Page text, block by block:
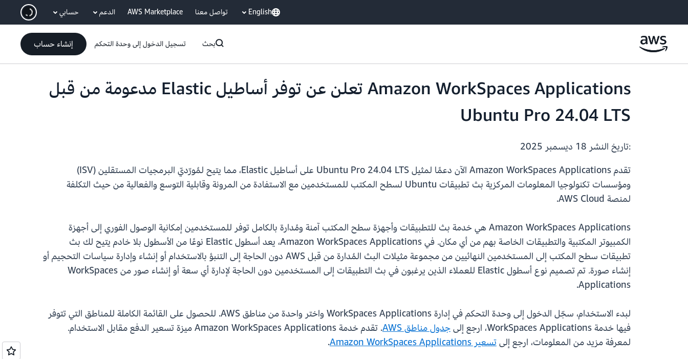
انتقل إلى المحتوى الرئيسي English تواصل معنا AWS Marketplace الدعم حسابي
بحث تسجيل الدخول إلى وحدة التحكم إنشاء حساب
Amazon WorkSpaces Applications تعلن عن توفر أساطيل Elastic مدعومة من قبل
Ubuntu Pro 24.04 LTS
:تاريخ النشر
تقدم Amazon WorkSpaces Applications الآن دعمًا لمثيل Ubuntu Pro 24.04 LTS على أساطيل Elastic، مما يتيح لمُورّديّ البرمجيات المستقلين (ISV)
ومؤسسات تكنولوجيا المعلومات المركزية بث تطبيقات Ubuntu لسطح المكتب للمستخدمين مع الاستفادة من المرونة وقابلية التوسع والفعالية من حيث التكلفة
لمنصة AWS Cloud.
Amazon WorkSpaces Applications هي خدمة بث للتطبيقات وأجهزة سطح المكتب آمنة ومُدارة بالكامل توفر للمستخدمين إمكانية الوصول الفوري إلى أجهزة
الكمبيوتر المكتبية والتطبيقات الخاصة بهم من أي مكان. في Amazon WorkSpaces Applications، يعد أسطول Elastic نوعًا من الأسطول بلا خادم يتيح لك بث
تطبيقات سطح المكتب إلى المستخدمين النهائيين من مجموعة مثيلات البث المُدارة من قبل AWS دون الحاجة إلى التنبؤ بالاستخدام أو إنشاء وإدارة سياسات التحجيم أو
إنشاء صورة. تم تصميم نوع أسطول Elastic للعملاء الذين يرغبون في بث التطبيقات إلى المستخدمين دون الحاجة لإدارة أي سعة أو إنشاء صور من WorkSpaces
Applications.
لبدء الاستخدام، سجّل الدخول إلى وحدة التحكم في إدارة WorkSpaces Applications واختر واحدة من مناطق AWS. للحصول على القائمة الكاملة للمناطق التي تتوفر
فيها خدمة WorkSpaces Applications، ارجع إلى
جدول مناطق AWS
. تقدم خدمة Amazon WorkSpaces Applications ميزة تسعير الدفع مقابل الاستخدام.
لمعرفة مزيد من المعلومات، ارجع إلىتسعير Amazon WorkSpaces Applications .